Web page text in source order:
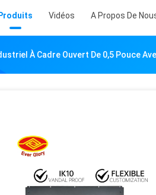
Produits Vidéos A Propos De
À Cadre Ouvert De 0,5 Pouce